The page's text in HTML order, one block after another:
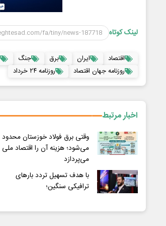
لینک کوتاه
اقتصاد ایران برق جنگ
روزنامه جهان اقتصاد
روزنامه ۲۴ خرداد
اخبار مرتبط
وقتی برق فولاد خوزستان محدود
می‌شود؛ هزینه آن را اقتصاد ملی
می‌پردازد
با هدف تسهیل تردد بارهای
ترافیکی سنگین؛